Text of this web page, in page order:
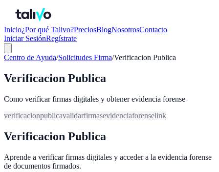
Inicio¿Por qué Talivo?PreciosBlogNosotrosContacto
Iniciar SesiónRegístrate
Centro de Ayuda/Solicitudes Firma/Verificacion Publica
Verificacion Publica
Como verificar firmas digitales y obtener evidencia forense
verificacionpublicavalidarfirmasevidenciaforenselink
Verificacion Publica
Aprende a verificar firmas digitales y acceder a la evidencia forense
de documentos firmados.